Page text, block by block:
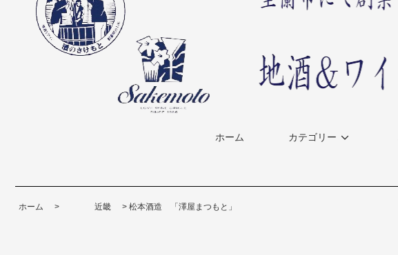
ホーム カテゴリー
ホーム > 近畿 > 松本酒造 「澤屋まつもと」